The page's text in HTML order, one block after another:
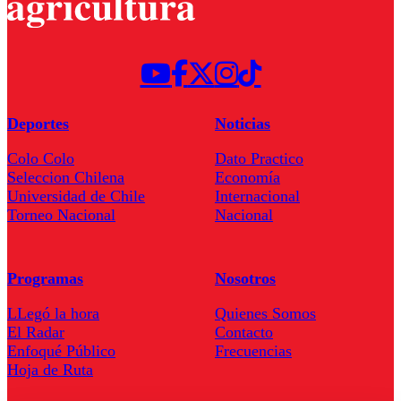
Deportes
Colo Colo
Seleccion Chilena
Universidad de Chile
Torneo Nacional
Noticias
Dato Practico
Economía
Internacional
Nacional
Programas
LLegó la hora
El Radar
Enfoqué Público
Hoja de Ruta
Nosotros
Quienes Somos
Contacto
Frecuencias